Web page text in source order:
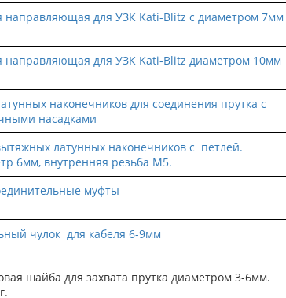
направляющая для УЗК Kati-Blitz с диаметром 7мм
направляющая для УЗК Kati-Blitz диаметром 10мм
наконечников для соединения прутка с
насадками
латунных наконечников с петлей.
6мм, внутренняя резьба М5.
муфты
чулок для кабеля 6-9мм
шайба для захвата прутка диаметром 3-6мм.